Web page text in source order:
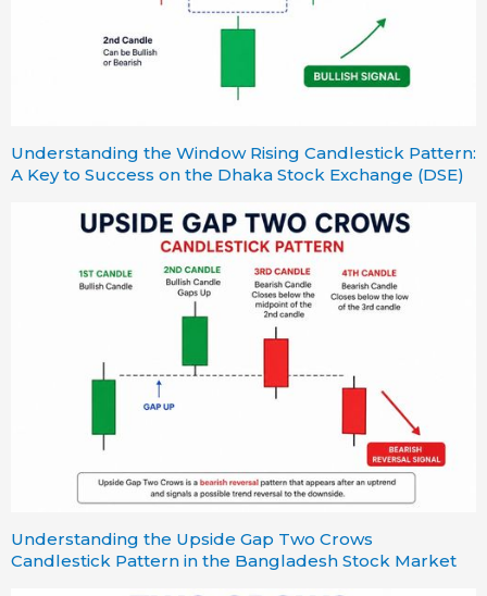
Understanding the Window Rising Candlestick Pattern:
A Key to Success on the Dhaka Stock Exchange (DSE)
Understanding the Upside Gap Two Crows
Candlestick Pattern in the Bangladesh Stock Market